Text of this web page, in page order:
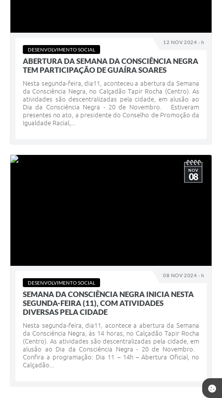
12 NOV 2024 - h
DESENVOLVIMENTO SOCIAL
ABERTURA DA SEMANA DA CONSCIÊNCIA NEGRA
TEM PARTICIPAÇÃO DE GUAÍRA SOARES
Nesta segunda-feira, dia11, aconteceu a abertura da Semana
da Consciência Negra, no Calçadão Tapir Rocha (Centro). As
atividades são descentralizadas pela cidade, em alusão ao
Dia da Consciência Negra - 20 de Novembro. Estiveram
presentes no ato, a presidente do Conselho de Promoção da
Igualdade Racial,...
08 NOV 2024 - h
NOV
08
DESENVOLVIMENTO SOCIAL
SEMANA DA CONSCIÊNCIA NEGRA INICIA NESTA
SEGUNDA-FEIRA (11), COM ATIVIDADES
DIVERSAS PELA CIDADE
Nesta segunda-feira, dia11, acontece a abertura da Semana
da Consciência Negra, às 14 horas, no Calçadão Tapir Rocha
(Centro). As atividades são descentralizadas pela cidade, em
alusão ao Dia da Consciência Negra - 20 de Novembro.
Confira a programação: Dia 11 – 14h – Abertura Oficial, no
Calçadão...